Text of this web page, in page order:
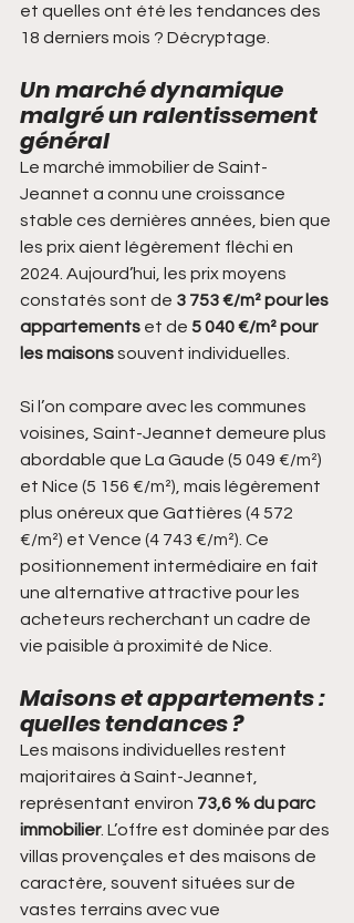
et quelles ont été les tendances des
18 derniers mois ? Décryptage.
Un marché dynamique
malgré un ralentissement
général
Le marché immobilier de Saint-
Jeannet a connu une croissance
stable ces dernières années, bien que
les prix aient légèrement fléchi en
2024. Aujourd’hui, les prix moyens
constatés sont de 3 753 €/m² pour les
appartements et de 5 040 €/m² pour
les maisons souvent individuelles.
Si l’on compare avec les communes
voisines, Saint-Jeannet demeure plus
abordable que La Gaude (5 049 €/m²)
et Nice (5 156 €/m²), mais légèrement
plus onéreux que Gattières (4 572
€/m²) et Vence (4 743 €/m²). Ce
positionnement intermédiaire en fait
une alternative attractive pour les
acheteurs recherchant un cadre de
vie paisible à proximité de Nice.
Maisons et appartements :
quelles tendances ?
Les maisons individuelles restent
majoritaires à Saint-Jeannet,
représentant environ 73,6 % du parc
immobilier. L’offre est dominée par des
villas provençales et des maisons de
caractère, souvent situées sur de
vastes terrains avec vue